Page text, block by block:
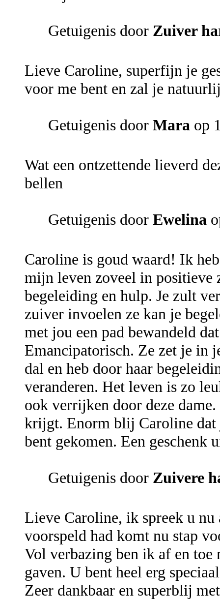
Getuigenis door Zuiver
Lieve Caroline, superfijn je
voor me bent en zal je
Getuigenis door Mara op
Wat een ontzettende lieverd
bellen
Getuigenis door Ewelina
Caroline is goud waard! Ik
mijn leven zoveel in positieve
begeleiding en hulp. Je zult
zuiver invoelen ze kan je
met jou een pad bewandeld
Emancipatorisch. Ze zet je in
dal en heb door haar
veranderen. Het leven is zo
ook verrijken door deze
krijgt. Enorm blij Caroline
bent gekomen. Een geschenk
Getuigenis door Zuivere
Lieve Caroline, ik spreek u
voorspeld had komt nu stap
Vol verbazing ben ik af en
gaven. U bent heel erg
Zeer dankbaar en superblij